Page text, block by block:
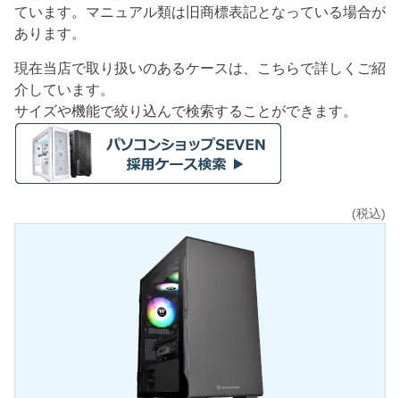
ています。マニュアル類は旧商標表記となっている場合が
あります。
現在当店で取り扱いのあるケースは、こちらで詳しくご紹
介しています。
サイズや機能で絞り込んで検索することができます。
(税込)